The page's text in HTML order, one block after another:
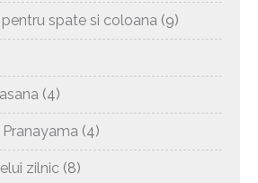
pentru spate si coloana (9)
(4)
Pranayama (4)
zilnic (8)